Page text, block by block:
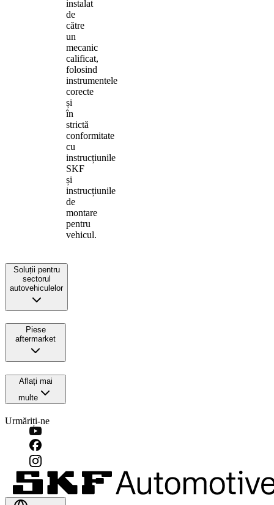
instalat
de
către
un
mecanic
calificat,
folosind
instrumentele
corecte
și
în
strictă
conformitate
cu
instrucțiunile
SKF
și
instrucțiunile
de
montare
pentru
vehicul.
Soluții pentru
sectorul
autovehiculelor
Piese
aftermarket
Aflați mai
multe
Urmăriți-ne